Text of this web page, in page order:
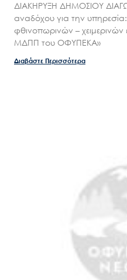
Νέα –
ΔΙΑΚΗΡΥΞΗ ΔΗΜΟΣΙΟΥ
αναδόχου για την
φθινοπωρινών –
ΜΔΠΠ του ΟΦΥΠΕΚΑ»
Διαβάστε Περισσότερα